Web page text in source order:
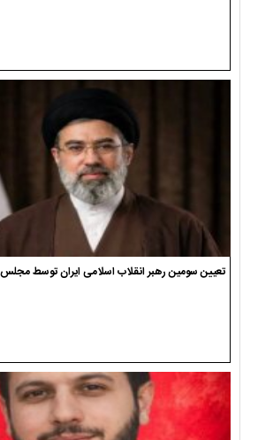
تعیین سومین رهبر انقلاب اسلامی ایران توسط